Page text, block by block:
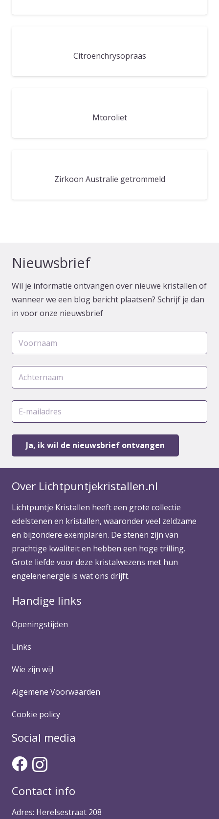
Citroenchrysopraas
Mtoroliet
Zirkoon Australie getrommeld
Nieuwsbrief
Wil je informatie ontvangen over nieuwe kristallen of
wanneer we een blog bericht plaatsen? Schrijf je dan
in voor onze nieuwsbrief
Over Lichtpuntjekristallen.nl
Lichtpuntje Kristallen heeft een grote collectie
edelstenen en kristallen, waaronder veel zeldzame
en bijzondere exemplaren. De stenen zijn van
prachtige kwaliteit en hebben een hoge trilling.
Grote liefde voor deze kristalwezens met hun
engelenenergie is wat ons drijft.
Handige links
Openingstijden
Links
Wie zijn wij!
Algemene Voorwaarden
Cookie policy
Social media
Contact info
Adres: Herelsestraat 208